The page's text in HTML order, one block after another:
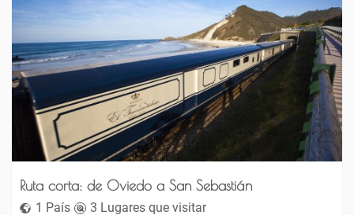
Ruta corta: de Oviedo a San Sebastián
1 País 3 Lugares que visitar